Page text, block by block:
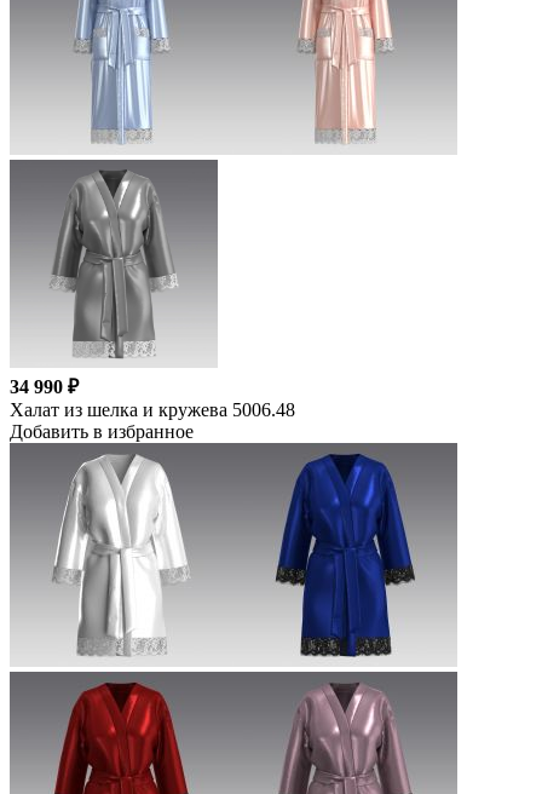
34 990 ₽
Халат из шелка и кружева 5006.48
Добавить в избранное